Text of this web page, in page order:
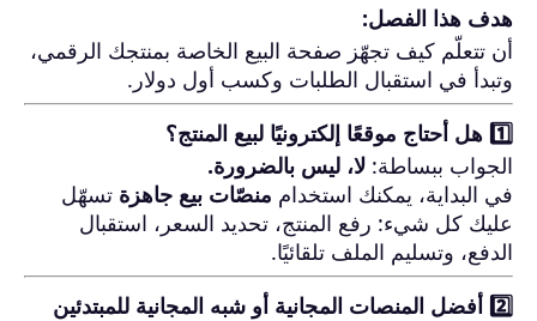
هدف هذا الفصل:
أن تتعلّم كيف تجهّز صفحة البيع الخاصة بمنتجك الرقمي،
وتبدأ في استقبال الطلبات وكسب أول دولار.
1️⃣ هل أحتاج موقعًا إلكترونيًا لبيع المنتج؟
الجواب ببساطة: لا، ليس بالضرورة.
في البداية، يمكنك استخدام منصّات بيع جاهزة تسهّل
عليك كل شيء: رفع المنتج، تحديد السعر، استقبال
الدفع، وتسليم الملف تلقائيًا.
2️⃣ أفضل المنصات المجانية أو شبه المجانية للمبتدئين